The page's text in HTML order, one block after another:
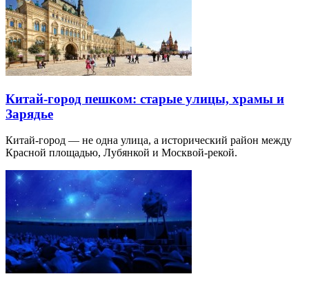
Китай-город пешком: старые улицы, храмы и
Зарядье
Китай-город — не одна улица, а исторический район между
Красной площадью, Лубянкой и Москвой-рекой.